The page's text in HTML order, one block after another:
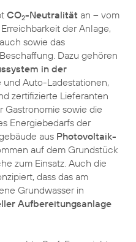
CO2-Neutralität an – vom
der Anlage,
sowie das
Dazu gehören
in der
und Auto-Ladestationen,
zertifizierte Lieferanten
Gastronomie sowie die
Energiebedarfs der
aus Photovoltaik-
auf dem Grundstück
zum Einsatz. Auch die
dass das am
Grundwasser in
Aufbereitungsanlage